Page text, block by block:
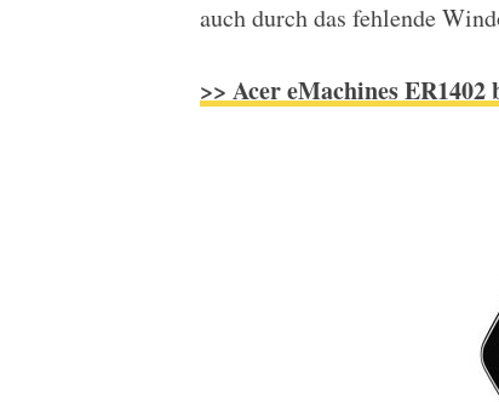
auch durch das fehlende
>> Acer eMachines ER1402